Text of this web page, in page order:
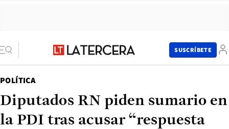
SUSCRÍBETE
POLÍTICA
Diputados RN piden sumario en
la PDI tras acusar “respuesta